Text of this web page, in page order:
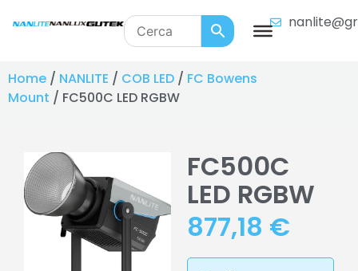
Home / NANLITE / COB LED / FC Bowens
Mount / FC500C LED RGBW
FC500C
LED RGBW
877,18 €